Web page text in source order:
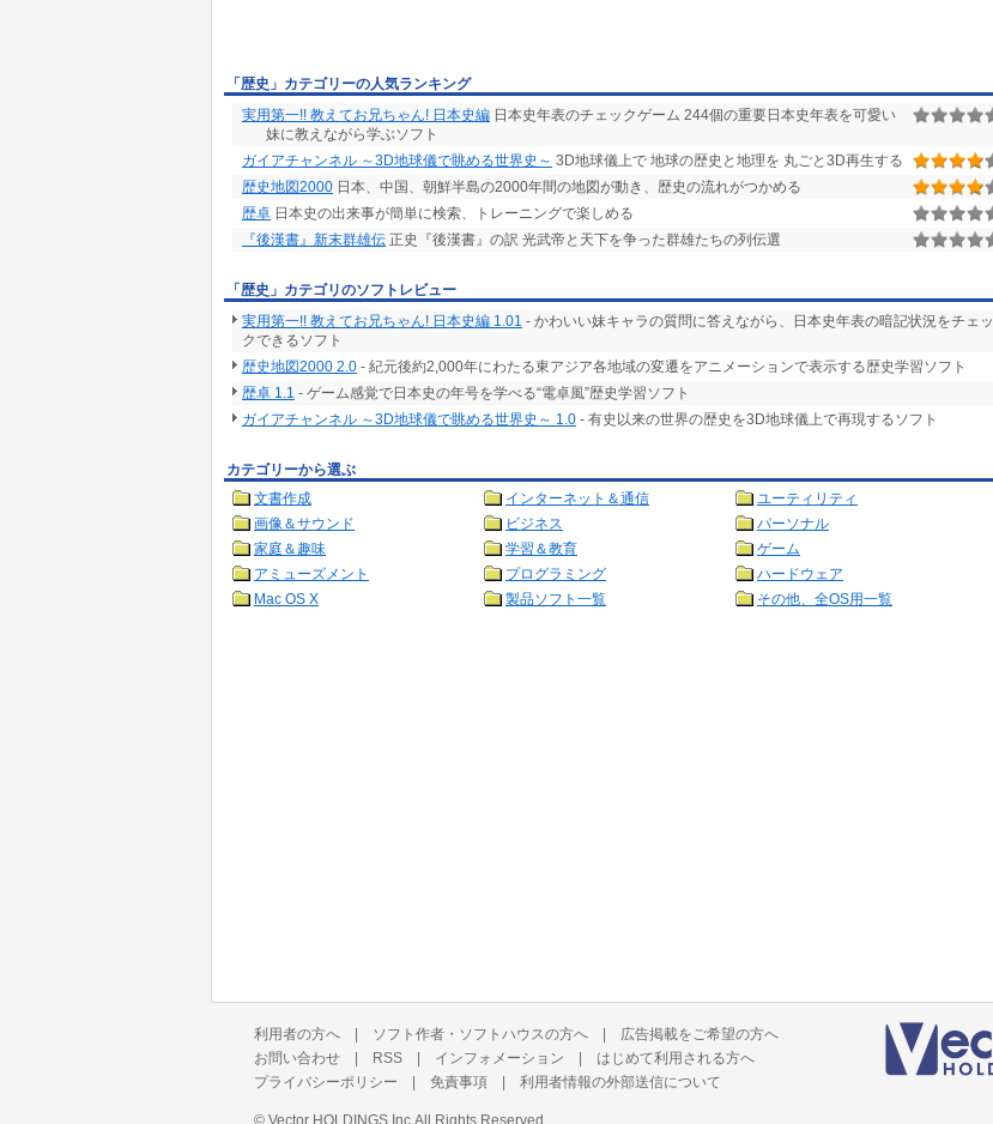
「歴史」カテゴリーの人気ランキング
実用第一!! 教えてお兄ちゃん! 日本史編 日本史年表のチェックゲーム 244個の重要日本史年表を可愛い
妹に教えながら学ぶソフト
ガイアチャンネル ～3D地球儀で眺める世界史～ 3D地球儀上で 地球の歴史と地理を 丸ごと3D再生する
歴史地図2000 日本、中国、朝鮮半島の2000年間の地図が動き、歴史の流れがつかめる
歴卓 日本史の出来事が簡単に検索、トレーニングで楽しめる
『後漢書』新末群雄伝 正史『後漢書』の訳 光武帝と天下を争った群雄たちの列伝選
「歴史」カテゴリのソフトレビュー
実用第一!! 教えてお兄ちゃん! 日本史編 1.01 - かわいい妹キャラの質問に答えながら、日本史年表の暗記状況をチェッ
クできるソフト
歴史地図2000 2.0 - 紀元後約2,000年にわたる東アジア各地域の変遷をアニメーションで表示する歴史学習ソフト
歴卓 1.1 - ゲーム感覚で日本史の年号を学べる“電卓風”歴史学習ソフト
ガイアチャンネル ～3D地球儀で眺める世界史～ 1.0 - 有史以来の世界の歴史を3D地球儀上で再現するソフト
カテゴリーから選ぶ
文書作成
インターネット＆通信
ユーティリティ
画像＆サウンド
ビジネス
パーソナル
家庭＆趣味
学習＆教育
ゲーム
アミューズメント
プログラミング
ハードウェア
Mac OS X
製品ソフト一覧 その他、全OS用一覧
利用者の方へ | ソフト作者・ソフトハウスの方へ | 広告掲載をご希望の方へ
お問い合わせ | RSS | インフォメーション | はじめて利用される方へ
プライバシーポリシー | 免責事項 | 利用者情報の外部送信について
© Vector HOLDINGS Inc. All Rights Reserved.